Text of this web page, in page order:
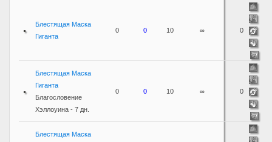
Блестящая Маска
Гиганта
0 0 10 ∞ 0
Блестящая Маска
Гиганта
Благословение
Хэллоуина - 7 дн.
0 0 10 ∞ 0
Блестящая Маска